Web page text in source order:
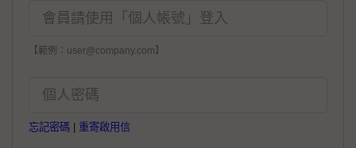
【範例：user@company.com】
忘記密碼 重寄啟用信